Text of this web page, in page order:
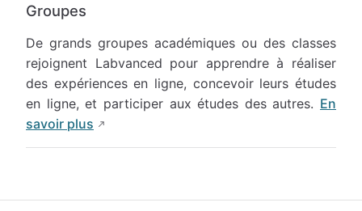
Groupes
De grands groupes académiques ou des classes
rejoignent Labvanced pour apprendre à réaliser
des expériences en ligne, concevoir leurs études
en ligne, et participer aux études des autres. En
savoir plus